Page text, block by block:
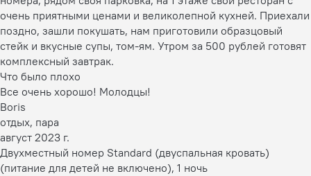
очень приятными ценами и великолепной кухней. Приехали
поздно, зашли покушать, нам приготовили образцовый
стейк и вкусные супы, том-ям. Утром за 500 рублей готовят
комплексный завтрак.
Что было плохо
Все очень хорошо! Молодцы!
Boris
отдых, пара
август 2023 г.
Двухместный номер Standard (двуспальная кровать)
(питание для детей не включено), 1 ночь